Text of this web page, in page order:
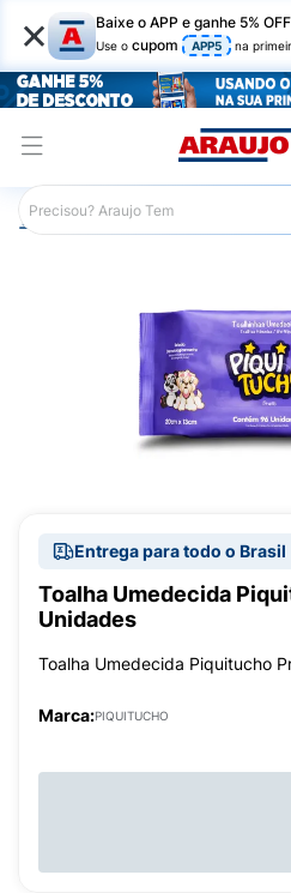
× Baixe o APP e ganhe 5%
Use o cupom APP5 na
Araujo Infantil
Entrega para todo o Brasil
Toalha Umedecida
Unidades
Toalha Umedecida Piquitucho
Marca:PIQUITUCHO